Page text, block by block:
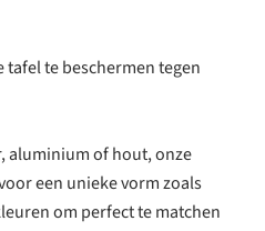
te beschermen tegen
aluminium of hout, onze
een unieke vorm zoals
om perfect te matchen